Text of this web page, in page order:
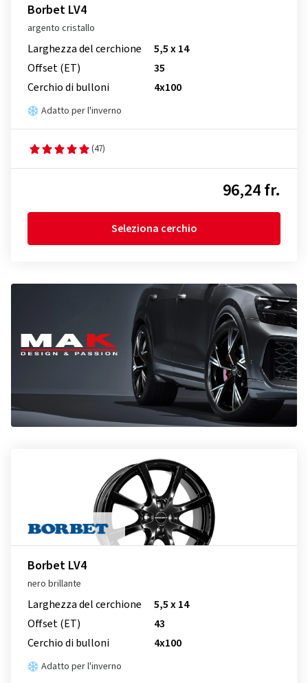
Borbet LV4
argento cristallo
Larghezza del cerchione
5,5 x 14
Offset (ET)
35
Cerchio di bulloni
4x100
Adatto per l'inverno
(47)
96,24 fr.
Seleziona cerchio
Borbet LV4
nero brillante
Larghezza del cerchione
5,5 x 14
Offset (ET)
43
Cerchio di bulloni
4x100
Adatto per l'inverno